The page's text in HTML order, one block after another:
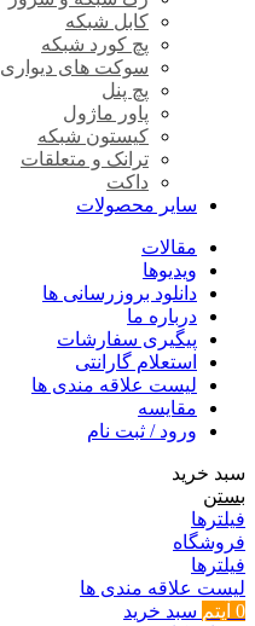
کابل شبکه
پچ کورد شبکه
سوکت های دیواری
پچ پنل
پاور ماژول
کیستون شبکه
ترانک و متعلقات
داکت
سایر محصولات
مقالات
ویدیوها
دانلود بروزرسانی ها
درباره ما
پیگیری سفارشات
استعلام گارانتی
لیست علاقه مندی ها
مقایسه
ورود / ثبت نام
سبد خرید
بستن
فیلترها
فروشگاه
فیلترها
لیست علاقه مندی ها
0 آیتم سبد خرید